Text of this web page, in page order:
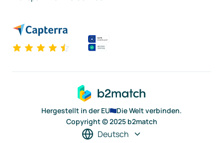
Hergestellt in der EU
Die Welt verbinden.
Copyright © 2025 b2match
Deutsch